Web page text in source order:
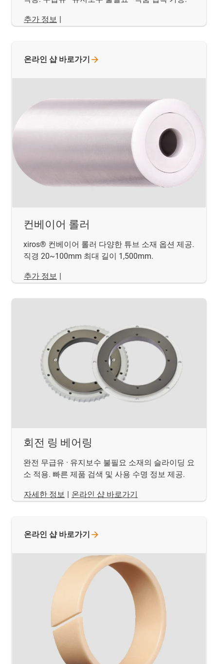
추가 정보 |
컨베이어 롤러
xiros® 컨베이어 롤러 다양한 튜브 소재 옵션 제공.
직경 20~100mm 최대 길이 1,500mm.
추가 정보 |
온라인 샵 바로가기
회전 링 베어링
완전 무급유 · 유지보수 불필요 소재의 슬라이딩 요
소 적용. 빠른 제품 검색 및 사용 수명 정보 제공.
​​​​​​​자세한 정보 온라인 샵 바로가기
온라인 샵 바로가기